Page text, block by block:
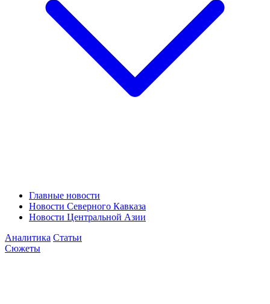
Главные новости
Новости Северного Кавказа
Новости Центральной Азии
Аналитика Статьи
Сюжеты